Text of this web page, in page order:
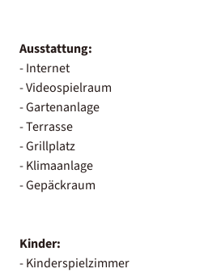
Ausstattung:
- Internet
- Videospielraum
- Gartenanlage
- Terrasse
- Grillplatz
- Klimaanlage
- Gepäckraum
Kinder:
- Kinderspielzimmer